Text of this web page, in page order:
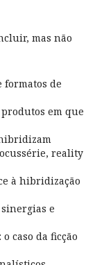
mas não
formatos de
em que
reality
à hibridização
e
caso da ficção